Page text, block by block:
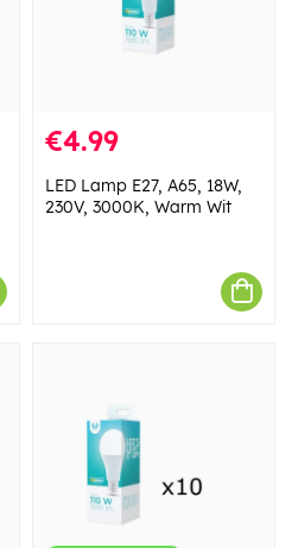
€4.99
LED Lamp E27, A65, 18W,
230V, 3000K, Warm Wit